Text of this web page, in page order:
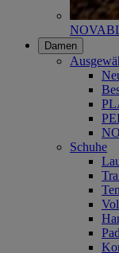
Damen
Schuhe